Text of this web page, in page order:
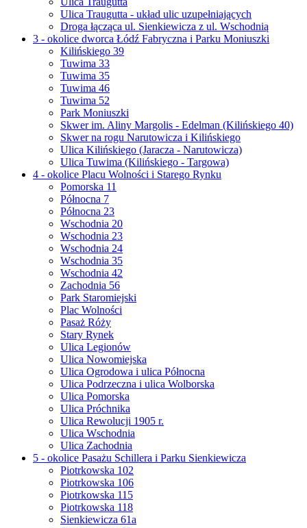
Ulica Traugutta - układ ulic uzupełniających
Droga łącząca ul. Sienkiewicza z ul. Wschodnią
3 - okolice dworca Łódź Fabryczna i Parku Moniuszki
Kilińskiego 39
Tuwima 33
Tuwima 35
Tuwima 46
Tuwima 52
Park Moniuszki
Skwer im. Aliny Margolis - Edelman (Kilińskiego 40)
Skwer na rogu Narutowicza i Kilińskiego
Ulica Kilińskiego (Jaracza - Narutowicza)
Ulica Tuwima (Kilińskiego - Targowa)
4 - okolice Placu Wolności i Starego Rynku
Pomorska 11
Północna 7
Północna 23
Wschodnia 20
Wschodnia 23
Wschodnia 24
Wschodnia 35
Wschodnia 42
Zachodnia 56
Park Staromiejski
Plac Wolności
Pasaż Róży
Stary Rynek
Ulica Legionów
Ulica Nowomiejska
Ulica Ogrodowa i ulica Północna
Ulica Podrzeczna i ulica Wolborska
Ulica Pomorska
Ulica Próchnika
Ulica Rewolucji 1905 r.
Ulica Wschodnia
Ulica Zachodnia
5 - okolice Pasażu Schillera i Parku Sienkiewicza
Piotrkowska 102
Piotrkowska 106
Piotrkowska 115
Piotrkowska 118
Sienkiewicza 61a